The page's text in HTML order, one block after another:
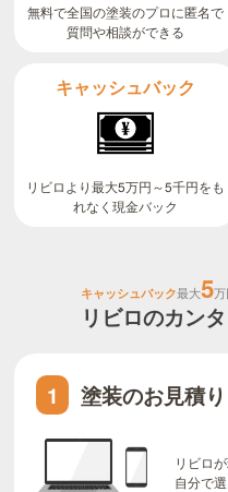
無料で全国の塗装のプロに匿名で
質問や相談ができる
キャッシュバック
リビロより最大5万円～5千円をも
れなく現金バック
キャッシュバック最大5万
リビロのカン
1 塗装のお見積
リビロ
自分で